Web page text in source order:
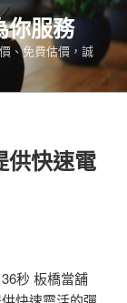
你服務
、免費估價，誠
供快速電
秒 板橋當舖